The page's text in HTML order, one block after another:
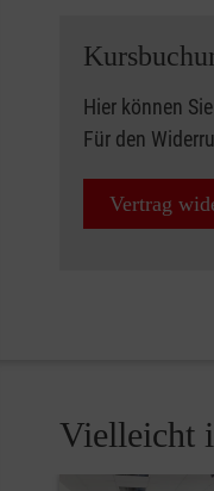
Hier können
Für den
Vertrag
Vielleicht